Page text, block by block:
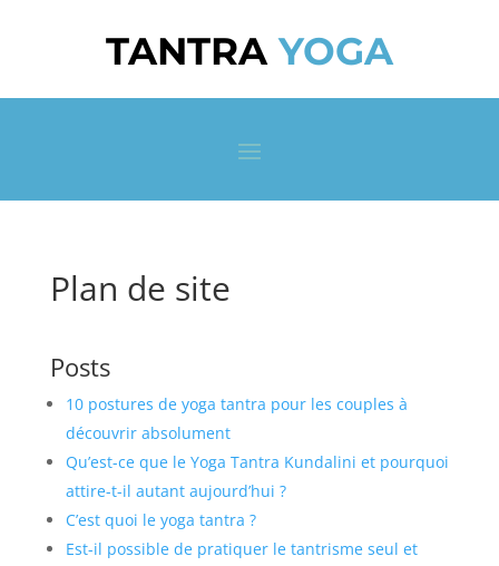
TANTRAYOGA
Plan de site
Posts
10 postures de yoga tantra pour les couples à
découvrir absolument
Qu’est-ce que le Yoga Tantra Kundalini et pourquoi
attire-t-il autant aujourd’hui ?
C’est quoi le yoga tantra ?
Est-il possible de pratiquer le tantrisme seul et